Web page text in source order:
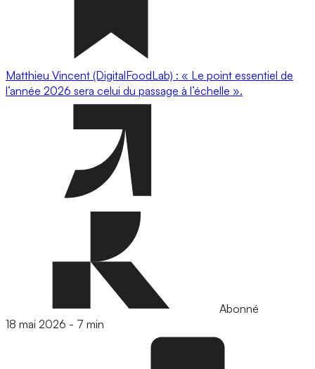
Matthieu Vincent (DigitalFoodLab) : « Le point essentiel de
l’année 2026 sera celui du passage à l’échelle ».
Abonné
18 mai 2026 - 7 min